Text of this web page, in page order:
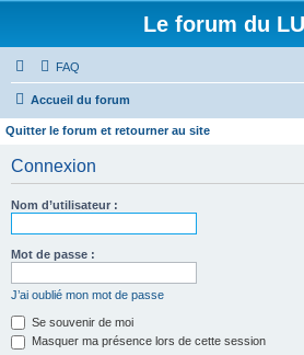
Le forum du
FAQ
Accueil du forum
Quitter le forum et retourner au site
Connexion
Nom d’utilisateur :
Mot de passe :
J’ai oublié mon mot de passe
Se souvenir de moi
Masquer ma présence lors de cette session